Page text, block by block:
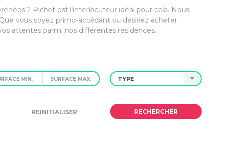
? Pichet est l'interlocuteur idéal pour cela. Nous
vous soyez primo-accédant ou désiriez acheter
attentes parmi nos différentes résidences.
TYPE